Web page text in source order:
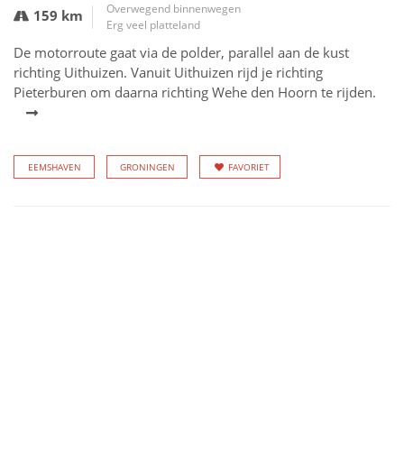
159 km
Overwegend binnenwegen
Erg veel platteland
De motorroute gaat via de polder, parallel aan de kust
richting Uithuizen. Vanuit Uithuizen rijd je richting
Pieterburen om daarna richting Wehe den Hoorn te rijden.
EEMSHAVEN GRONINGEN FAVORIET